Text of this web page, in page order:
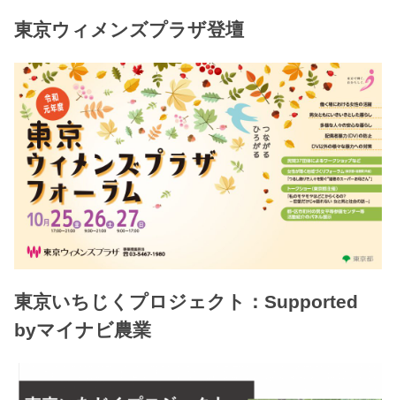
東京ウィメンズプラザ登壇
東京いちじくプロジェクト：Supported
byマイナビ農業